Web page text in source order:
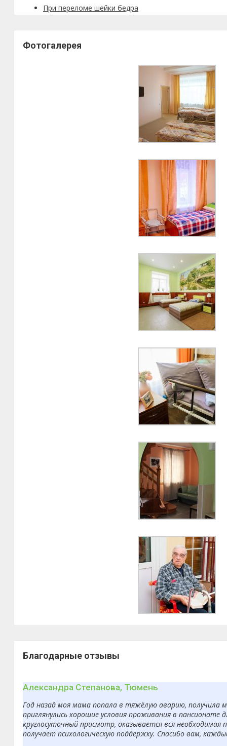
При переломе шейки бедра
Фотогалерея
Благодарные отзывы
Александра Степанова, Тюмень
Год назад моя мама попала в тяжёлую аварию, получила
приглянулись хорошие условия проживания в
круглосуточный присмотр, оказывается вся
получает психологическую поддержку. Спасибо вам,